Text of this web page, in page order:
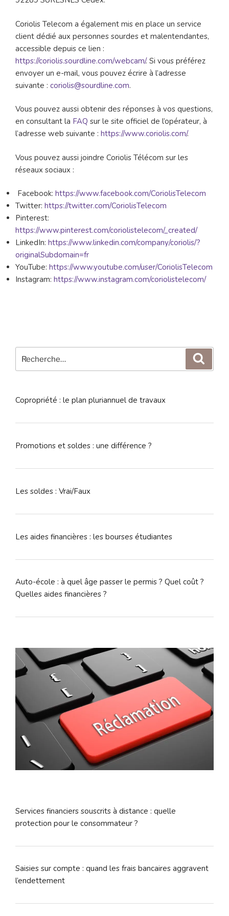
Coriolis Telecom a également mis en place un service
client dédié aux personnes sourdes et malentendantes,
accessible depuis ce lien :
https://coriolis.sourdline.com/webcam/. Si vous préférez
envoyer un e-mail, vous pouvez écrire à l’adresse
suivante : coriolis@sourdline.com.
Vous pouvez aussi obtenir des réponses à vos questions,
en consultant la FAQ sur le site officiel de l’opérateur, à
l’adresse web suivante : https://www.coriolis.com/.
Vous pouvez aussi joindre Coriolis Télécom sur les
réseaux sociaux :
Facebook: https://www.facebook.com/CoriolisTelecom
Twitter: https://twitter.com/CoriolisTelecom
Pinterest:
https://www.pinterest.com/coriolistelecom/_created/
LinkedIn: https://www.linkedin.com/company/coriolis/?
originalSubdomain=fr
YouTube: https://www.youtube.com/user/CoriolisTelecom
Instagram: https://www.instagram.com/coriolistelecom/
pour
Copropriété : le plan pluriannuel de travaux
Promotions et soldes : une différence ?
Les soldes : Vrai/Faux
Les aides financières : les bourses étudiantes
Auto-école : à quel âge passer le permis ? Quel coût ?
Quelles aides financières ?
Services financiers souscrits à distance : quelle
protection pour le consommateur ?
Saisies sur compte : quand les frais bancaires aggravent
l’endettement